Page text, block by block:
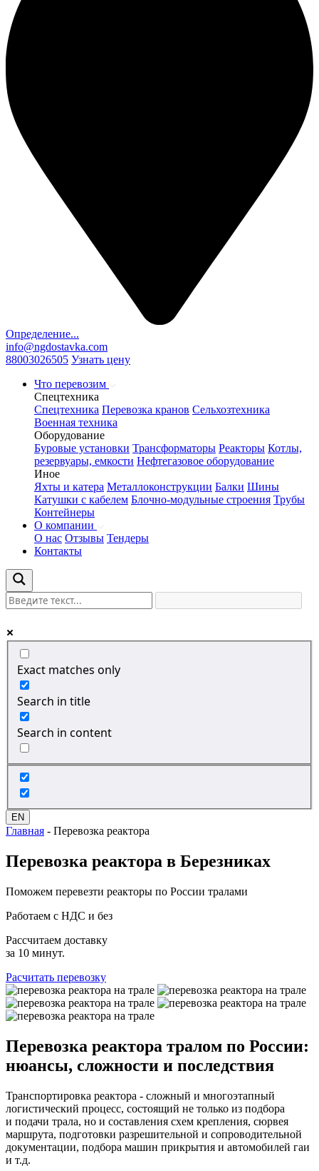
Определение...
info@ngdostavka.com
88003026505 Узнать цену
Что перевозим
Спецтехника
Спецтехника Перевозка кранов Сельхозтехника
Военная техника
Оборудование
Буровые установки Трансформаторы Реакторы Котлы,
резервуары, емкости Нефтегазовое оборудование
Иное
Яхты и катера Металлоконструкции Балки Шины
Катушки с кабелем Блочно-модульные строения Трубы
Контейнеры
О компании
О нас Отзывы Тендеры
Контакты
Exact matches only
Search in title
Search in content
EN
Главная - Перевозка реактора
Перевозка реактора в Березниках
Поможем перевезти реакторы по России тралами
Работаем с НДС и без
Рассчитаем доставку
за 10 минут.
Расчитать перевозку
Перевозка реактора тралом по России:
нюансы, сложности и последствия
Транспортировка реактора - сложный и многоэтапный
логистический процесс, состоящий не только из подбора
и подачи трала, но и составления схем крепления, сюрвея
маршрута, подготовки разрешительной и сопроводительной
документации, подбора машин прикрытия и автомобилей гаи
и т.д.